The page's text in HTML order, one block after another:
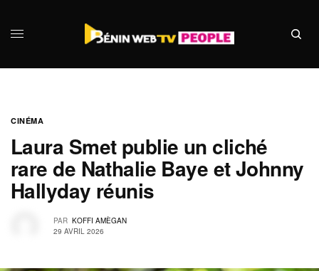
CINÉMA
Laura Smet publie un cliché
rare de Nathalie Baye et Johnny
Hallyday réunis
PAR KOFFI AMÈGAN
29 AVRIL 2026